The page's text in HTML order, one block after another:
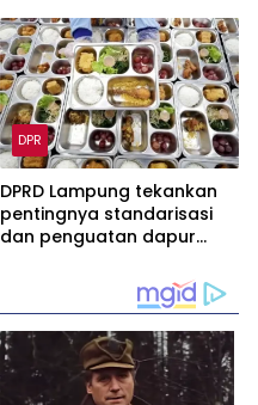
DPR
DPRD Lampung tekankan
pentingnya standarisasi
dan penguatan dapur